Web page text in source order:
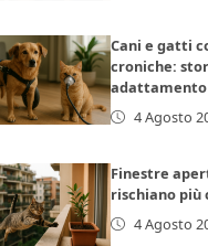
Cani e gatti
croniche:
adattamento
4 Agosto
Finestre
rischiano più
4 Agosto